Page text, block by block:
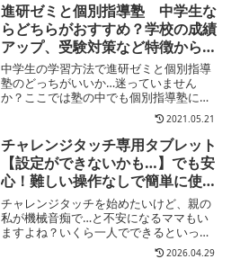
進研ゼミと個別指導塾 中学生な
らどちらがおすすめ？学校の成績
アップ、受験対策など特徴からお
すすめタイプまで徹底解説
中学生の学習方法で進研ゼミと個別指導
塾のどっちがいいか…迷っていません
か？ここでは塾の中でも個別指導塾にス
ポットを当て、進研ゼミと個別指導塾を
比べています。中学生の家庭学習でここ
で紹介する内容進研ゼミと個別指導塾の
特徴・メリット・デメリット...
2021.05.21
チャレンジタッチ専用タブレット
【設定ができないかも…】でも安
心！難しい操作なしで簡単に使い
始められるチャレンジパッドはお
すすめ！
チャレンジタッチを始めたいけど、親の
私が機械音痴で…と不安になるママもい
ますよね？いくら一人でできるといって
も、初期設定だけは保護者がしてあげな
2026.04.29